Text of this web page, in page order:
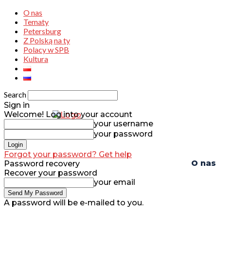
O nas
Tematy
Petersburg
Z Polską na ty
Polacy w SPB
Kultura
Search
O nas
Sign in
Welcome! Log into your account
your username
your password
Forgot your password? Get help
Password recovery
Recover your password
your email
A password will be e-mailed to you.